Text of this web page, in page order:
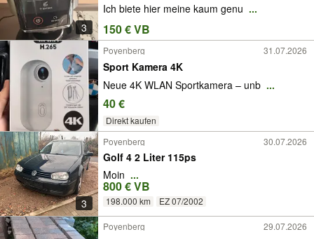
3
Ich biete hier meine kaum genu ...
150 € VB
Poyenberg 31.07.2026
Sport Kamera 4K
Neue 4K WLAN Sportkamera – unb ...
40 €
Direkt kaufen
3
Poyenberg 30.07.2026
Golf 4 2 Liter 115ps
Moin ...
800 € VB
198.000 km EZ 07/2002
Poyenberg 29.07.2026